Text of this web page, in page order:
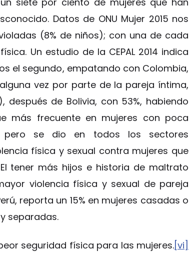
Datos de ONU Mujer 2015 nos
(8% de niños); con una de cada
Un estudio de la CEPAL 2014 indica
el segundo, empatando con Colombia,
vez por parte de la pareja íntima,
de Bolivia, con 53%, habiendo
más frecuente en mujeres con poca
pero se dio en todos los sectores
física y sexual contra mujeres que
tener más hijos e historia de maltrato
violencia física y sexual de pareja
reporta un 15% en mujeres casadas o
separadas.
seguridad física para las mujeres.[vi]